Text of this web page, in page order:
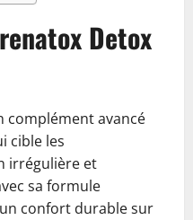
Detox
complément avancé
cible les
irrégulière et
sa formule
confort durable sur